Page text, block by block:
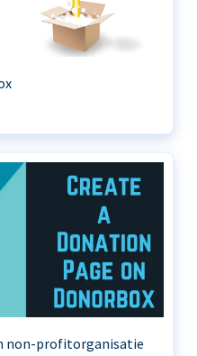
non-profitorganisatie